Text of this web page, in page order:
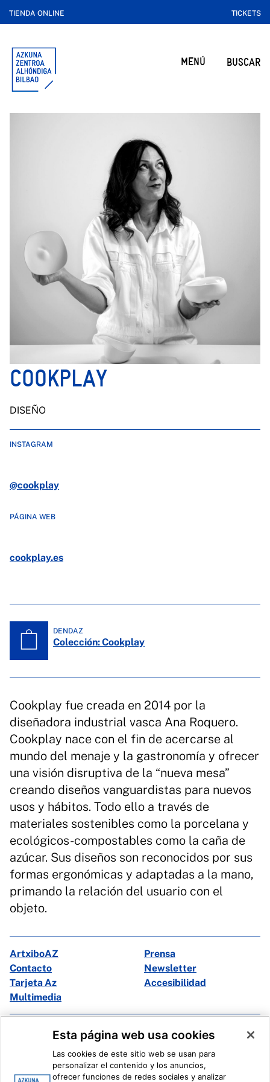
TIENDA ONLINE TICKETS
MENÚ BUSCAR
COOKPLAY
DISEÑO
INSTAGRAM
@cookplay
PÁGINA WEB
cookplay.es
DENDAZ
Colección: Cookplay
Cookplay fue creada en 2014 por la
diseñadora industrial vasca Ana Roquero.
Cookplay nace con el fin de acercarse al
mundo del menaje y la gastronomía y ofrecer
una visión disruptiva de la “nueva mesa”
creando diseños vanguardistas para nuevos
usos y hábitos. Todo ello a través de
materiales sostenibles como la porcelana y
ecológicos-compostables como la caña de
azúcar. Sus diseños son reconocidos por sus
formas ergonómicas y adaptadas a la mano,
primando la relación del usuario con el
objeto.
ArtxiboAZ
Prensa
Contacto
Newsletter
Tarjeta Az
Accesibilidad
Multimedia
Facebook
X
Ivoox
Esta página web usa cookies
Las cookies de este sitio web se usan para
personalizar el contenido y los anuncios,
ofrecer funciones de redes sociales y analizar